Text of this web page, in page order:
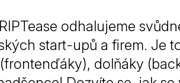
odhalujeme
start-upů a firem. Je
dolňáky